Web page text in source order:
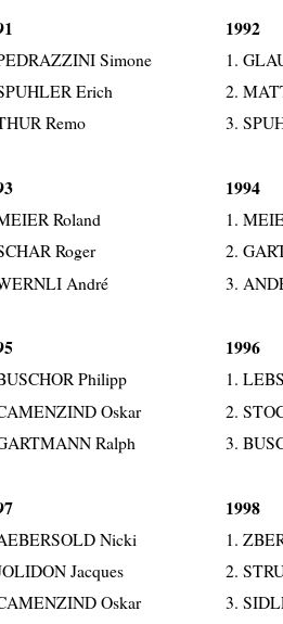
Simone
Erich
Remo
Roland
Roger
André
Philipp
Oskar
Ralph
Nicki
Jacques
Oskar
1992
1.
2.
3.
1994
1.
2.
3.
1996
1.
2.
3.
1998
1.
2.
3.